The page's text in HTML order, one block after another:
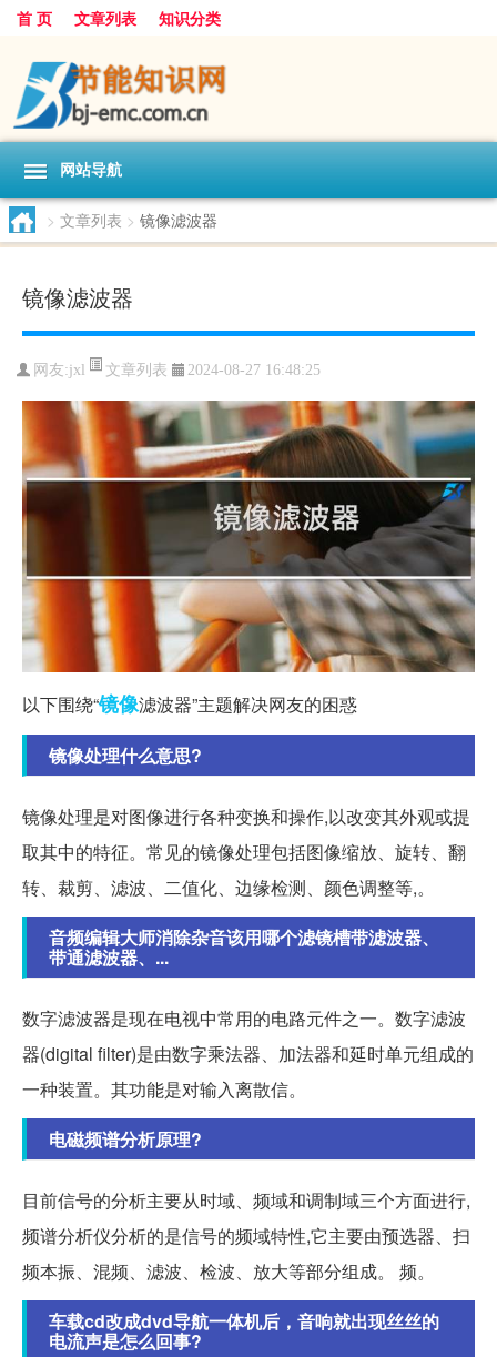
首 页 文章列表 知识分类
网站导航
> 文章列表 > 镜像滤波器
镜像滤波器
网友:jxl 文章列表 2024-08-27 16:48:25
以下围绕“镜像滤波器”主题解决网友的困惑
镜像处理什么意思?
镜像处理是对图像进行各种变换和操作,以改变其外观或提
取其中的特征。常见的镜像处理包括图像缩放、旋转、翻
转、裁剪、滤波、二值化、边缘检测、颜色调整等,。
音频编辑大师消除杂音该用哪个滤镜槽带滤波器、
带通滤波器、...
数字滤波器是现在电视中常用的电路元件之一。数字滤波
器(digital filter)是由数字乘法器、加法器和延时单元组成的
一种装置。其功能是对输入离散信。
电磁频谱分析原理?
目前信号的分析主要从时域、频域和调制域三个方面进行,
频谱分析仪分析的是信号的频域特性,它主要由预选器、扫
频本振、混频、滤波、检波、放大等部分组成。 频。
车载cd改成dvd导航一体机后，音响就出现丝丝的
电流声是怎么回事?